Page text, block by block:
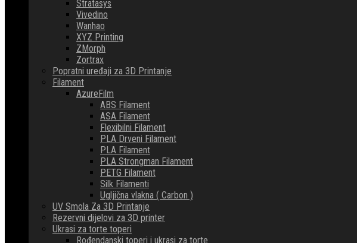
Stratasys
Vivedino
Wanhao
XYZ Printing
ZMorph
Zortrax
Popratni uređaji za 3D Printanje
Filament
AzureFilm
ABS Filament
ASA Filament
Flexibilni Filament
PLA Drveni Filament
PLA Filament
PLA Strongman Filament
PETG Filament
Silk Filamenti
Ugljična vlakna ( Carbon )
UV Smola Za 3D Printanje
Rezervni dijelovi za 3D printer
Ukrasi za torte toperi
Rođendanski toperi i ukrasi za torte